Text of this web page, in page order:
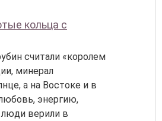
кольца с
считали «королем
минерал
а на Востоке и в
энергию,
верили в